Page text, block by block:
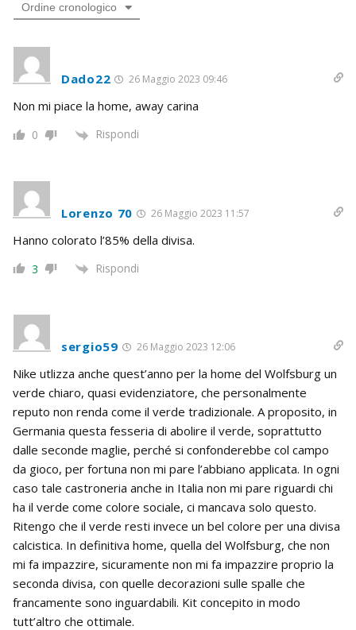
Ordine cronologico
Dado22 26 Maggio 2023 09:46
Non mi piace la home, away carina
0 Rispondi
Lorenzo 70 26 Maggio 2023 11:57
Hanno colorato l’85% della divisa.
3 Rispondi
sergio59 26 Maggio 2023 12:06
Nike utlizza anche quest’anno per la home del Wolfsburg un
verde chiaro, quasi evidenziatore, che personalmente
reputo non renda come il verde tradizionale. A proposito, in
Germania questa fesseria di abolire il verde, soprattutto
dalle seconde maglie, perché si confonderebbe col campo
da gioco, per fortuna non mi pare l’abbiano applicata. In ogni
caso tale castroneria anche in Italia non mi pare riguardi chi
ha il verde come colore sociale, ci mancava solo questo.
Ritengo che il verde resti invece un bel colore per una divisa
calcistica. In definitiva home, quella del Wolfsburg, che non
mi fa impazzire, sicuramente non mi fa impazzire proprio la
seconda divisa, con quelle decorazioni sulle spalle che
francamente sono inguardabili. Kit concepito in modo
tutt’altro che ottimale.